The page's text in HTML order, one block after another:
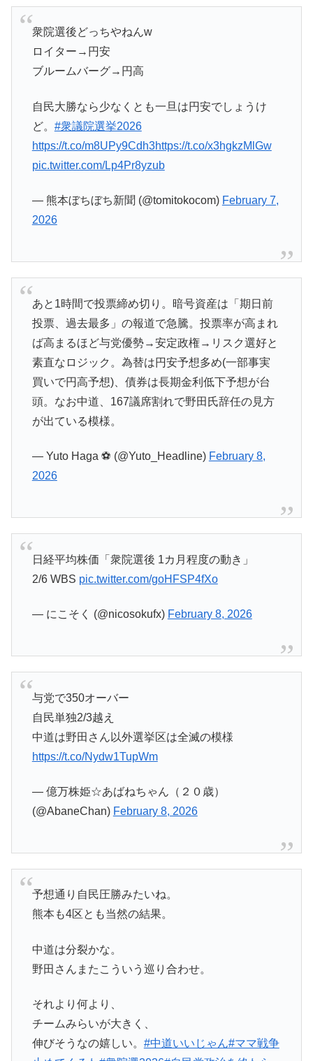
衆院選後どっちやねんw
ロイター→円安
ブルームバーグ→円高
自民大勝なら少なくとも一旦は円安でしょうけ
ど。 #衆議院選挙2026
https://t.co/m8UPy9Cdh3https://t.co/x3hgkzMlGw
pic.twitter.com/Lp4Pr8yzub
— 熊本ぼちぼち新聞 (@tomitokocom) February 7,
2026
あと1時間で投票締め切り。暗号資産は「期日前
投票、過去最多」の報道で急騰。投票率が高まれ
ば高まるほど与党優勢→安定政権→リスク選好と
素直なロジック。為替は円安予想多め(一部事実
買いで円高予想)、債券は長期金利低下予想が台
頭。なお中道、167議席割れで野田氏辞任の見方
が出ている模様。
— Yuto Haga ⚽️ (@Yuto_Headline) February 8,
2026
日経平均株価「衆院選後 1カ月程度の動き」
2/6 WBS pic.twitter.com/goHFSP4fXo
— にこそく (@nicosokufx) February 8, 2026
与党で350オーバー
自民単独2/3越え
中道は野田さん以外選挙区は全滅の模様
https://t.co/Nydw1TupWm
— 億万株姫☆あばねちゃん（２０歳）
(@AbaneChan) February 8, 2026
予想通り自民圧勝みたいね。
熊本も4区とも当然の結果。
中道は分裂かな。
野田さんまたこういう巡り合わせ。
それより何より、
チームみらいが大きく、
伸びそうなの嬉しい。 #中道いいじゃん#ママ戦争